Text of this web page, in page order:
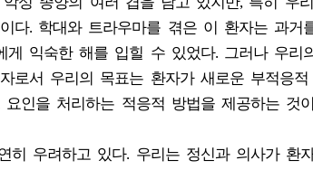
다. 학대와 트라우마를 겪은 이 환자는 과거
게 익숙한 해를 입힐 수 있었다. 그러나 우리
로서 우리의 목표는 환자가 새로운 부적응
인을 처리하는 적응적 방법을 제공하는 것
히 우려하고 있다. 우리는 정신과 의사가 환